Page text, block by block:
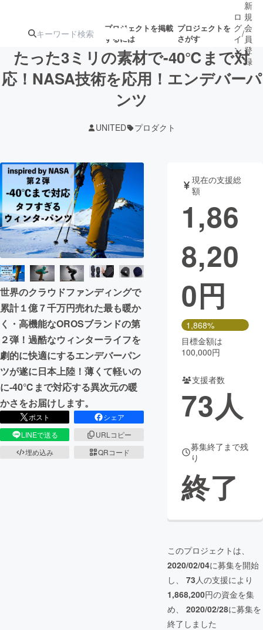
プロジェクトを掲載
するには
プロジェクトを
さがす
注目の新着プロ募集終了が近いプ
テクノロジー・ガジェット
映像・映画 書籍・雑誌
ビジネス・起業 チャレンジ
まちづくり・地域活性化
CAMPFIRE for Social Good
CAMPFIRE Creation
CAMPFIREふるさと納税machi-ya コミュニティ
ロ
グ
イ
ン
/
新
規
会
員
登
録
たった3ミリの素材で-40℃まで対
応！NASA技術を応用！エンデバーパ
ンツ
UNITED プロダクト
世界のクラウドファンディングで
累計１億７千万円売れた最も暖か
く・高機能なOROSブランドの第
２弾！過酷なウィンターライフを
劇的に快適にするエンデバーパン
ツが遂に日本上陸！薄くて軽いの
に-40℃まで対応する異次元の暖
かさをお届けします。
ポスト
シェア
LINEで送る
URLコピー
埋め込み
QRコード
現在の支援総
額
1,86
8,20
0円
1,868%
目標金額は
100,000円
支援者数
73人
募集終了まで残
り
終了
このプロジェクトは、
2020/02/04に募集を開始
し、 73人の支援により
1,868,200円の資金を集
め、 2020/02/28に募集を
終了しました